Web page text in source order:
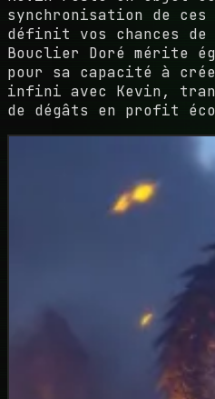
synchronisation de ces
définit vos chances
Bouclier Doré mérite
pour sa capacité à
infini avec Kevin,
de dégâts en profit